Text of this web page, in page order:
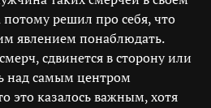
решил про себя, что
явлением понаблюдать.
сдвинется в сторону или
над самым центром
это казалось важным, хотя